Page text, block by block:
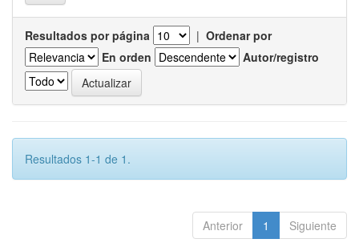
Resultados por página | Ordenar por
En orden
Autor/registro
Resultados 1-1 de 1.
Anterior 1 Siguiente